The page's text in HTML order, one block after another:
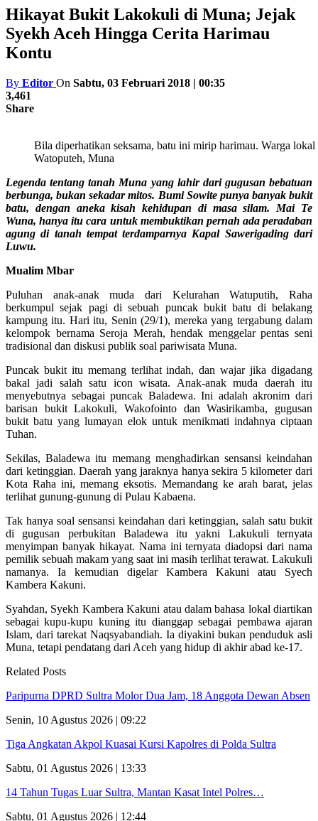
Hikayat Bukit Lakokuli di Muna; Jejak
Syekh Aceh Hingga Cerita Harimau
Kontu
By Editor On Sabtu, 03 Februari 2018 | 00:35
3,461
Share
Bila diperhatikan seksama, batu ini mirip harimau. Warga
Watoputeh, Muna
Legenda tentang tanah Muna yang lahir dari gugusan bebatuan
berbunga, bukan sekadar mitos. Bumi Sowite punya banyak bukit
batu, dengan aneka kisah kehidupan di masa silam. Mai Te
Wuna, hanya itu cara untuk membuktikan pernah ada peradaban
agung di tanah tempat terdamparnya Kapal Sawerigading dari
Luwu.
Mualim Mbar
Puluhan anak-anak muda dari Kelurahan Watuputih, Raha
berkumpul sejak pagi di sebuah puncak bukit batu di belakang
kampung itu. Hari itu, Senin (29/1), mereka yang tergabung dalam
kelompok bernama Seroja Merah, hendak menggelar pentas seni
tradisional dan diskusi publik soal pariwisata Muna.
Puncak bukit itu memang terlihat indah, dan wajar jika digadang
bakal jadi salah satu icon wisata. Anak-anak muda daerah itu
menyebutnya sebagai puncak Baladewa. Ini adalah akronim dari
barisan bukit Lakokuli, Wakofointo dan Wasirikamba, gugusan
bukit batu yang lumayan elok untuk menikmati indahnya ciptaan
Tuhan.
Sekilas, Baladewa itu memang menghadirkan sensansi keindahan
dari ketinggian. Daerah yang jaraknya hanya sekira 5 kilometer dari
Kota Raha ini, memang eksotis. Memandang ke arah barat, jelas
terlihat gunung-gunung di Pulau Kabaena.
Tak hanya soal sensansi keindahan dari ketinggian, salah satu bukit
di gugusan perbukitan Baladewa itu yakni Lakukuli ternyata
menyimpan banyak hikayat. Nama ini ternyata diadopsi dari nama
pemilik sebuah makam yang saat ini masih terlihat terawat. Lakukuli
namanya. Ia kemudian digelar Kambera Kakuni atau Syech
Kambera Kakuni.
Syahdan, Syekh Kambera Kakuni atau dalam bahasa lokal diartikan
sebagai kupu-kupu kuning itu dianggap sebagai pembawa ajaran
Islam, dari tarekat Naqsyabandiah. Ia diyakini bukan penduduk asli
Muna, tetapi pendatang dari Aceh yang hidup di akhir abad ke-17.
Related Posts
Paripurna DPRD Sultra Molor Dua Jam, 18 Anggota Dewan Absen
Senin, 10 Agustus 2026 | 09:22
Tiga Angkatan Akpol Kuasai Kursi Kapolres di Polda Sultra
Sabtu, 01 Agustus 2026 | 13:33
14 Tahun Tugas Luar Sultra, Mantan Kasat Intel Polres…
Sabtu, 01 Agustus 2026 | 12:44